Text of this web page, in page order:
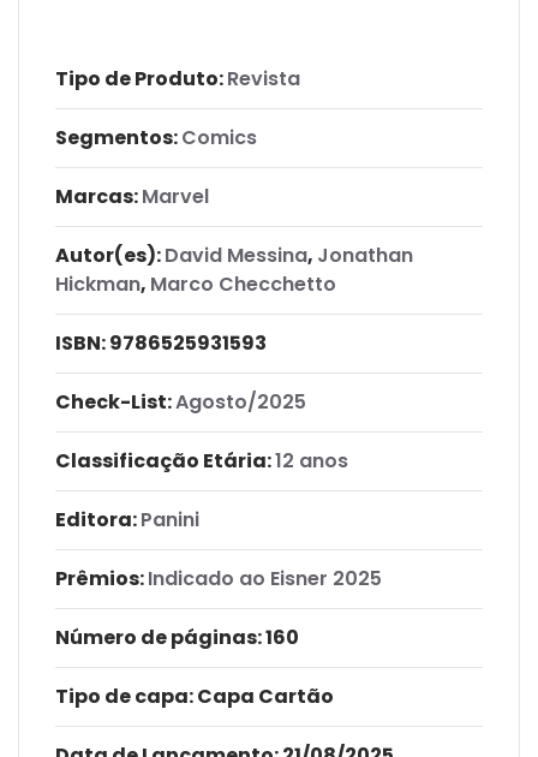
Tipo de Produto:Revista
Segmentos:Comics
Marcas:Marvel
Autor(es):David Messina, Jonathan
Hickman, Marco Checchetto
ISBN:9786525931593
Check-List:Agosto/2025
Classificação Etária:12 anos
Editora:Panini
Prêmios:Indicado ao Eisner 2025
Número de páginas: 160
Tipo de capa:Capa Cartão